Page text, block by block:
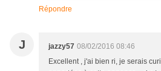
Répondre
J jazzy57 08/02/2016 08:46
Excellent , j'ai bien ri, je serais